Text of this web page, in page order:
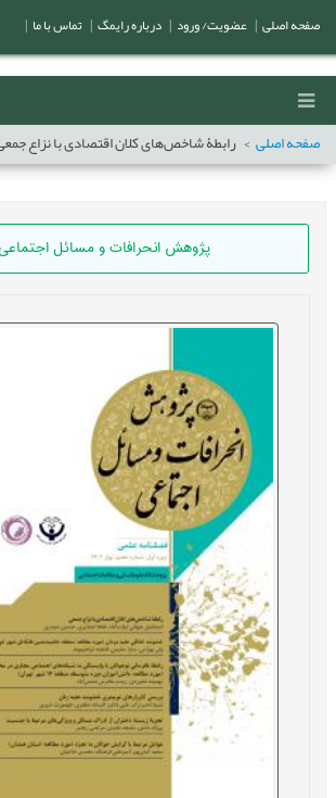
صفحه اصلی رابطۀ شاخص‌های کلان اقتصادی با نزاع جمعی
پژوهش انحرافات و مسائل اجتماعی
صفحه اصلی عضویت/ ورود درباره رایمگ تماس با ما